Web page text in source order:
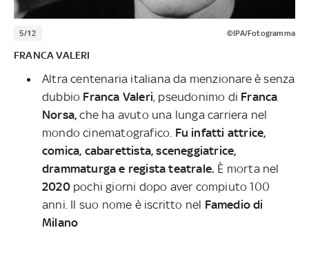
5/12 ©IPA/Fotogramma
FRANCA VALERI
Altra centenaria italiana da menzionare è senza
dubbio Franca Valeri, pseudonimo di Franca
Norsa, che ha avuto una lunga carriera nel
mondo cinematografico. Fu infatti attrice,
comica, cabarettista, sceneggiatrice,
drammaturga e regista teatrale. È morta nel
2020 pochi giorni dopo aver compiuto 100
anni. Il suo nome è iscritto nel Famedio di
Milano